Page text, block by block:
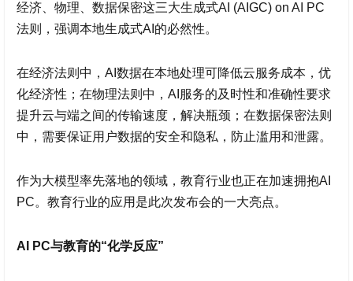
经济、物理、数据保密这三大生成式AI (AIGC) on AI PC
法则，强调本地生成式AI的必然性。
在经济法则中，AI数据在本地处理可降低云服务成本，优
化经济性；在物理法则中，AI服务的及时性和准确性要求
提升云与端之间的传输速度，解决瓶颈；在数据保密法则
中，需要保证用户数据的安全和隐私，防止滥用和泄露。
作为大模型率先落地的领域，教育行业也正在加速拥抱AI
PC。教育行业的应用是此次发布会的一大亮点。
AI PC与教育的“化学反应”